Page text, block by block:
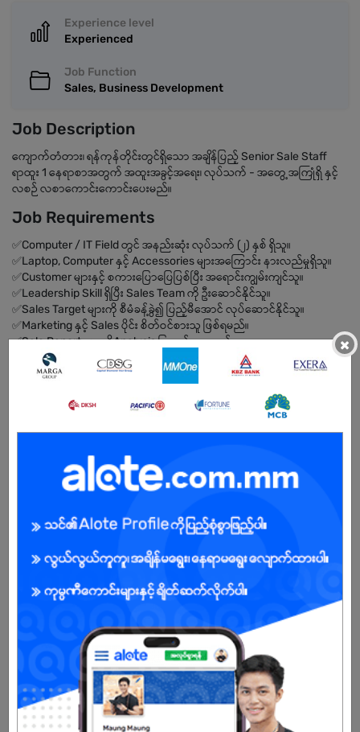
Experience level
Experienced
Job Function
Sales, Business Development
Job Description
ကျောက်တံတား၊ ရန်ကုန်တိုင်းတွင်ရှိသော အချိန်ပြည့် Senior Sale Staff
ရာထူး 1 နေရာစာအတွက် အထူးအခွင့်အရေး၊ လုပ်သက် - အတွေ့အကြုံရှိ နှင့်
လစဉ် လစာကောင်းကောင်းပေးမည်။
Job Requirements
✅Computer / IT Field တွင် အနည်းဆုံး လုပ်သက် (၂) နှစ် ရှိသူ။
✅Laptop, Computer နှင့် Accessories များအကြောင်း နားလည်မှုရှိသူ။
✅Customer များနှင့် စကားပြောပြေပြစ်ပြီး အရောင်းကျွမ်းကျင်သူ။
✅Leadership Skill ရှိပြီး Sales Team ကို ဦးဆောင်နိုင်သူ။
✅Sales Target များကို စီမံခန့်ခွဲ၍ ပြည့်မီအောင် လုပ်ဆောင်နိုင်သူ။
✅Marketing နှင့် Sales ပိုင်း စိတ်ဝင်စားသူ ဖြစ်ရမည်။
✅Sale Report များကိုAnalysis ပြုလုပ်ပေးရမည်။
Open To : Male/Female
×